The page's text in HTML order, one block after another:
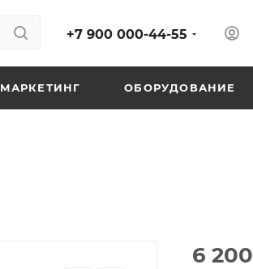
+7 900 000-44-55
МАРКЕТИНГ ОБОРУДОВАНИЕ
6 200